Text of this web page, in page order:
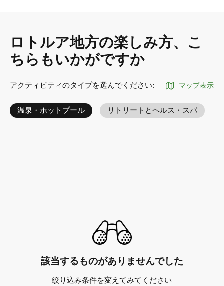
ロトルア地方の楽しみ方、こ
ちらもいかがですか
アクティビティのタイプを選んでください: マップ表示
温泉・ホットプール リトリートとヘルス・スパ
該当するものがありませんでした
絞り込み条件を変えてみてください